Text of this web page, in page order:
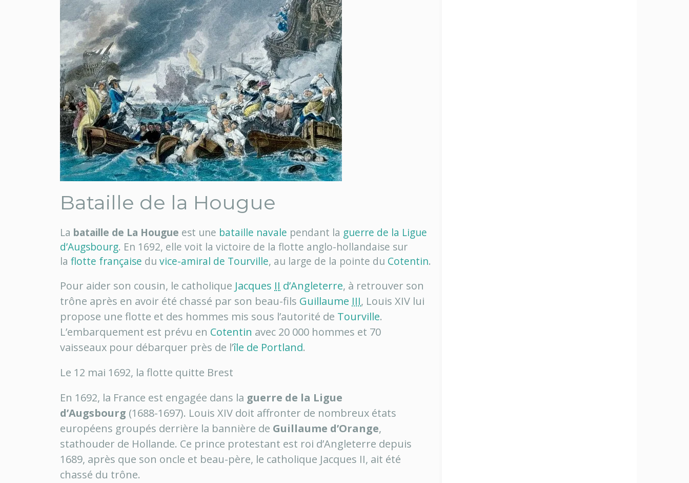
Bataille de la Hougue
La bataille de La Hougue est une bataille navale pendant la guerre de la Ligue
d’Augsbourg. En 1692, elle voit la victoire de la flotte anglo-hollandaise sur
la flotte française du vice-amiral de Tourville, au large de la pointe du Cotentin.
Pour aider son cousin, le catholique Jacques II d’Angleterre, à retrouver son
trône après en avoir été chassé par son beau-fils Guillaume III, Louis XIV lui
propose une flotte et des hommes mis sous l’autorité de Tourville.
L’embarquement est prévu en Cotentin avec 20 000 hommes et 70
vaisseaux pour débarquer près de l’île de Portland.
Le 12 mai 1692, la flotte quitte Brest
En 1692, la France est engagée dans la guerre de la Ligue
d’Augsbourg (1688-1697). Louis XIV doit affronter de nombreux états
européens groupés derrière la bannière de Guillaume d’Orange,
stathouder de Hollande. Ce prince protestant est roi d’Angleterre depuis
1689, après que son oncle et beau-père, le catholique Jacques II, ait été
chassé du trône.